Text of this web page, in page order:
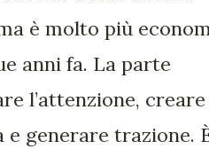
è molto più
anni fa. La parte
l’attenzione, creare
e generare trazione.